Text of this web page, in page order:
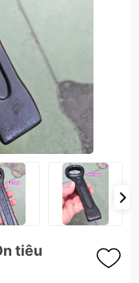
tiêu